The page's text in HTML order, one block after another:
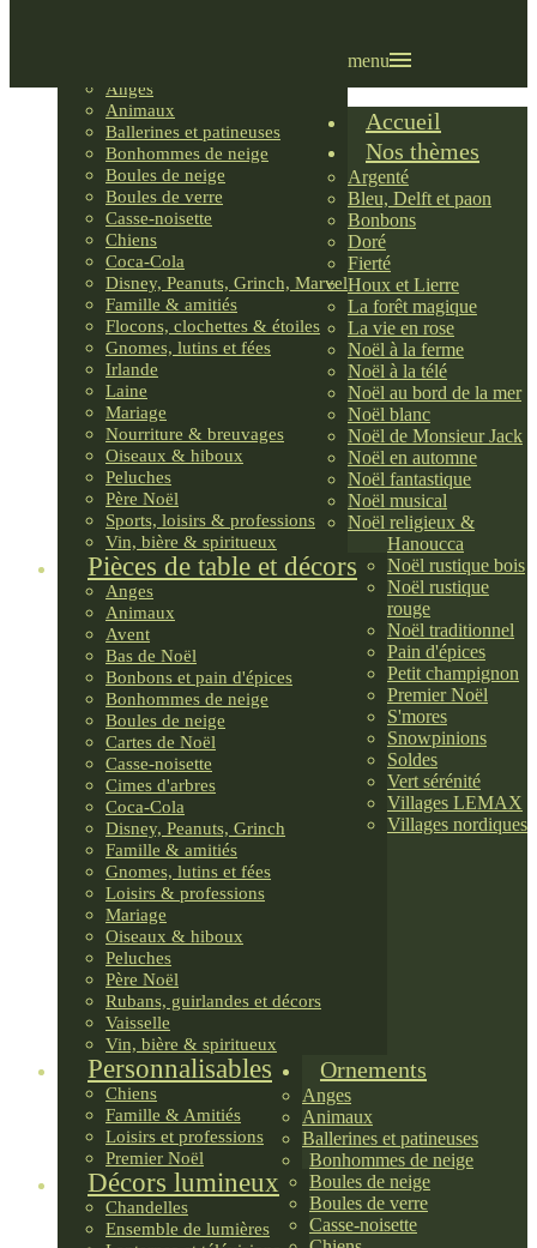
Anges
Animaux
Ballerines et patineuses
Bonhommes de neige
Boules de neige
Boules de verre
Casse-noisette
Chiens
Coca-Cola
Disney, Peanuts, Grinch, Marvel
Famille & amitiés
Flocons, clochettes & étoiles
Gnomes, lutins et fées
Irlande
Laine
Mariage
Nourriture & breuvages
Oiseaux & hiboux
Peluches
Père Noël
Sports, loisirs & professions
Vin, bière & spiritueux
Pièces de table et décors
Anges
Animaux
Avent
Bas de Noël
Bonbons et pain d'épices
Bonhommes de neige
Boules de neige
Cartes de Noël
Casse-noisette
Cimes d'arbres
Coca-Cola
Disney, Peanuts, Grinch
Famille & amitiés
Gnomes, lutins et fées
Loisirs & professions
Mariage
Oiseaux & hiboux
Peluches
Père Noël
Rubans, guirlandes et décors
Vaisselle
Vin, bière & spiritueux
Personnalisables
Chiens
Famille & Amitiés
Loisirs et professions
Premier Noël
Décors lumineux
Chandelles
Ensemble de lumières
menu
Accueil
Nos thèmes
Argenté
Bleu, Delft et paon
Bonbons
Doré
Fierté
Houx et Lierre
La forêt magique
La vie en rose
Noël à la ferme
Noël à la télé
Noël au bord de la mer
Noël blanc
Noël de Monsieur Jack
Noël en automne
Noël fantastique
Noël musical
Noël religieux &
Hanoucca
Noël rustique bois
Noël rustique
rouge
Noël traditionnel
Pain d'épices
Petit champignon
Premier Noël
S'mores
Snowpinions
Soldes
Vert sérénité
Villages LEMAX
Villages nordiques
Ornements
Anges
Animaux
Ballerines et patineuses
Bonhommes de neige
Boules de neige
Boules de verre
Casse-noisette